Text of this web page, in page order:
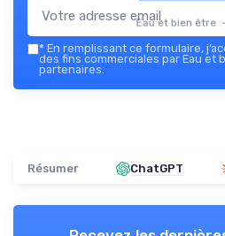
Eau et bien être
* En remplissant ce formulaire,
des fins commerciales par Eau et
partenaires.
Résumer ChatGPT